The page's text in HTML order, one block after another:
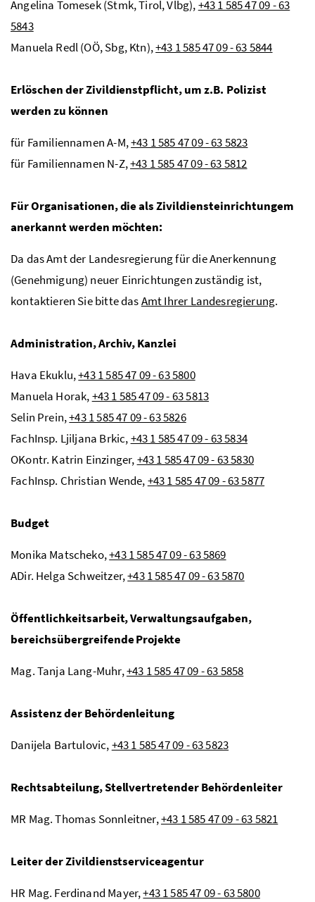
Angelina Tomesek (Stmk, Tirol,Vlbg),+43 1 585 47 09 - 63
5843
Manuela Redl (OÖ,Sbg,Ktn),+43 1 585 47 09 - 63 5844
Erlöschen der Zivildienstpflicht, umz.B. Polizist
werden zu können
für Familiennamen A-M,+43 1 585 47 09 - 63 5823
für Familiennamen N-Z,+43 1 585 47 09 - 63 5812
Für Organisationen, die als Zivildiensteinrichtungem
anerkannt werden möchten:
Da das Amt der Landesregierung für die Anerkennung
(Genehmigung) neuer Einrichtungen zuständig ist,
kontaktieren Sie bitte dasAmt Ihrer Landesregierung.
Administration, Archiv, Kanzlei
Hava Ekuklu,+43 1 585 47 09 - 63 5800
Manuela Horak,+43 1 585 47 09 - 63 5813
Selin Prein,+43 1 585 47 09 - 63 5826
FachInsp. Ljiljana Brkic,+43 1 585 47 09 - 63 5834
OKontr. Katrin Einzinger,+43 1 585 47 09 - 63 5830
FachInsp. Christian Wende,+43 1 585 47 09 - 63 5877
Budget
Monika Matscheko,+43 1 585 47 09 - 63 5869
ADir. Helga Schweitzer,+43 1 585 47 09 - 63 5870
Öffentlichkeitsarbeit, Verwaltungsaufgaben,
bereichsübergreifende Projekte
Mag.Tanja Lang-Muhr,+43 1 585 47 09 - 63 5858
Assistenz der Behördenleitung
Danijela Bartulovic,+43 1 585 47 09 - 63 5823
Rechtsabteilung, Stellvertretender Behördenleiter
MR Mag.Thomas Sonnleitner,+43 1 585 47 09 - 63 5821
Leiter der Zivildienstserviceagentur
HR Mag. Ferdinand Mayer,+43 1 585 47 09 - 63 5800